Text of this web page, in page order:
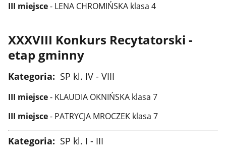
III miejsce- LENA CHROMIŃSKA klasa 4
XXXVIII Konkurs Recytatorski -
etap gminny
Kategoria: SP kl. IV - VIII
III miejsce- KLAUDIA OKNIŃSKA klasa 7
III miejsce- PATRYCJA MROCZEK klasa 7
Kategoria: SP kl. I - III